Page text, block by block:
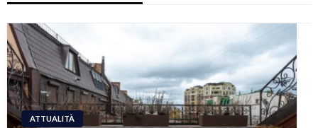
ATTUALITÀ